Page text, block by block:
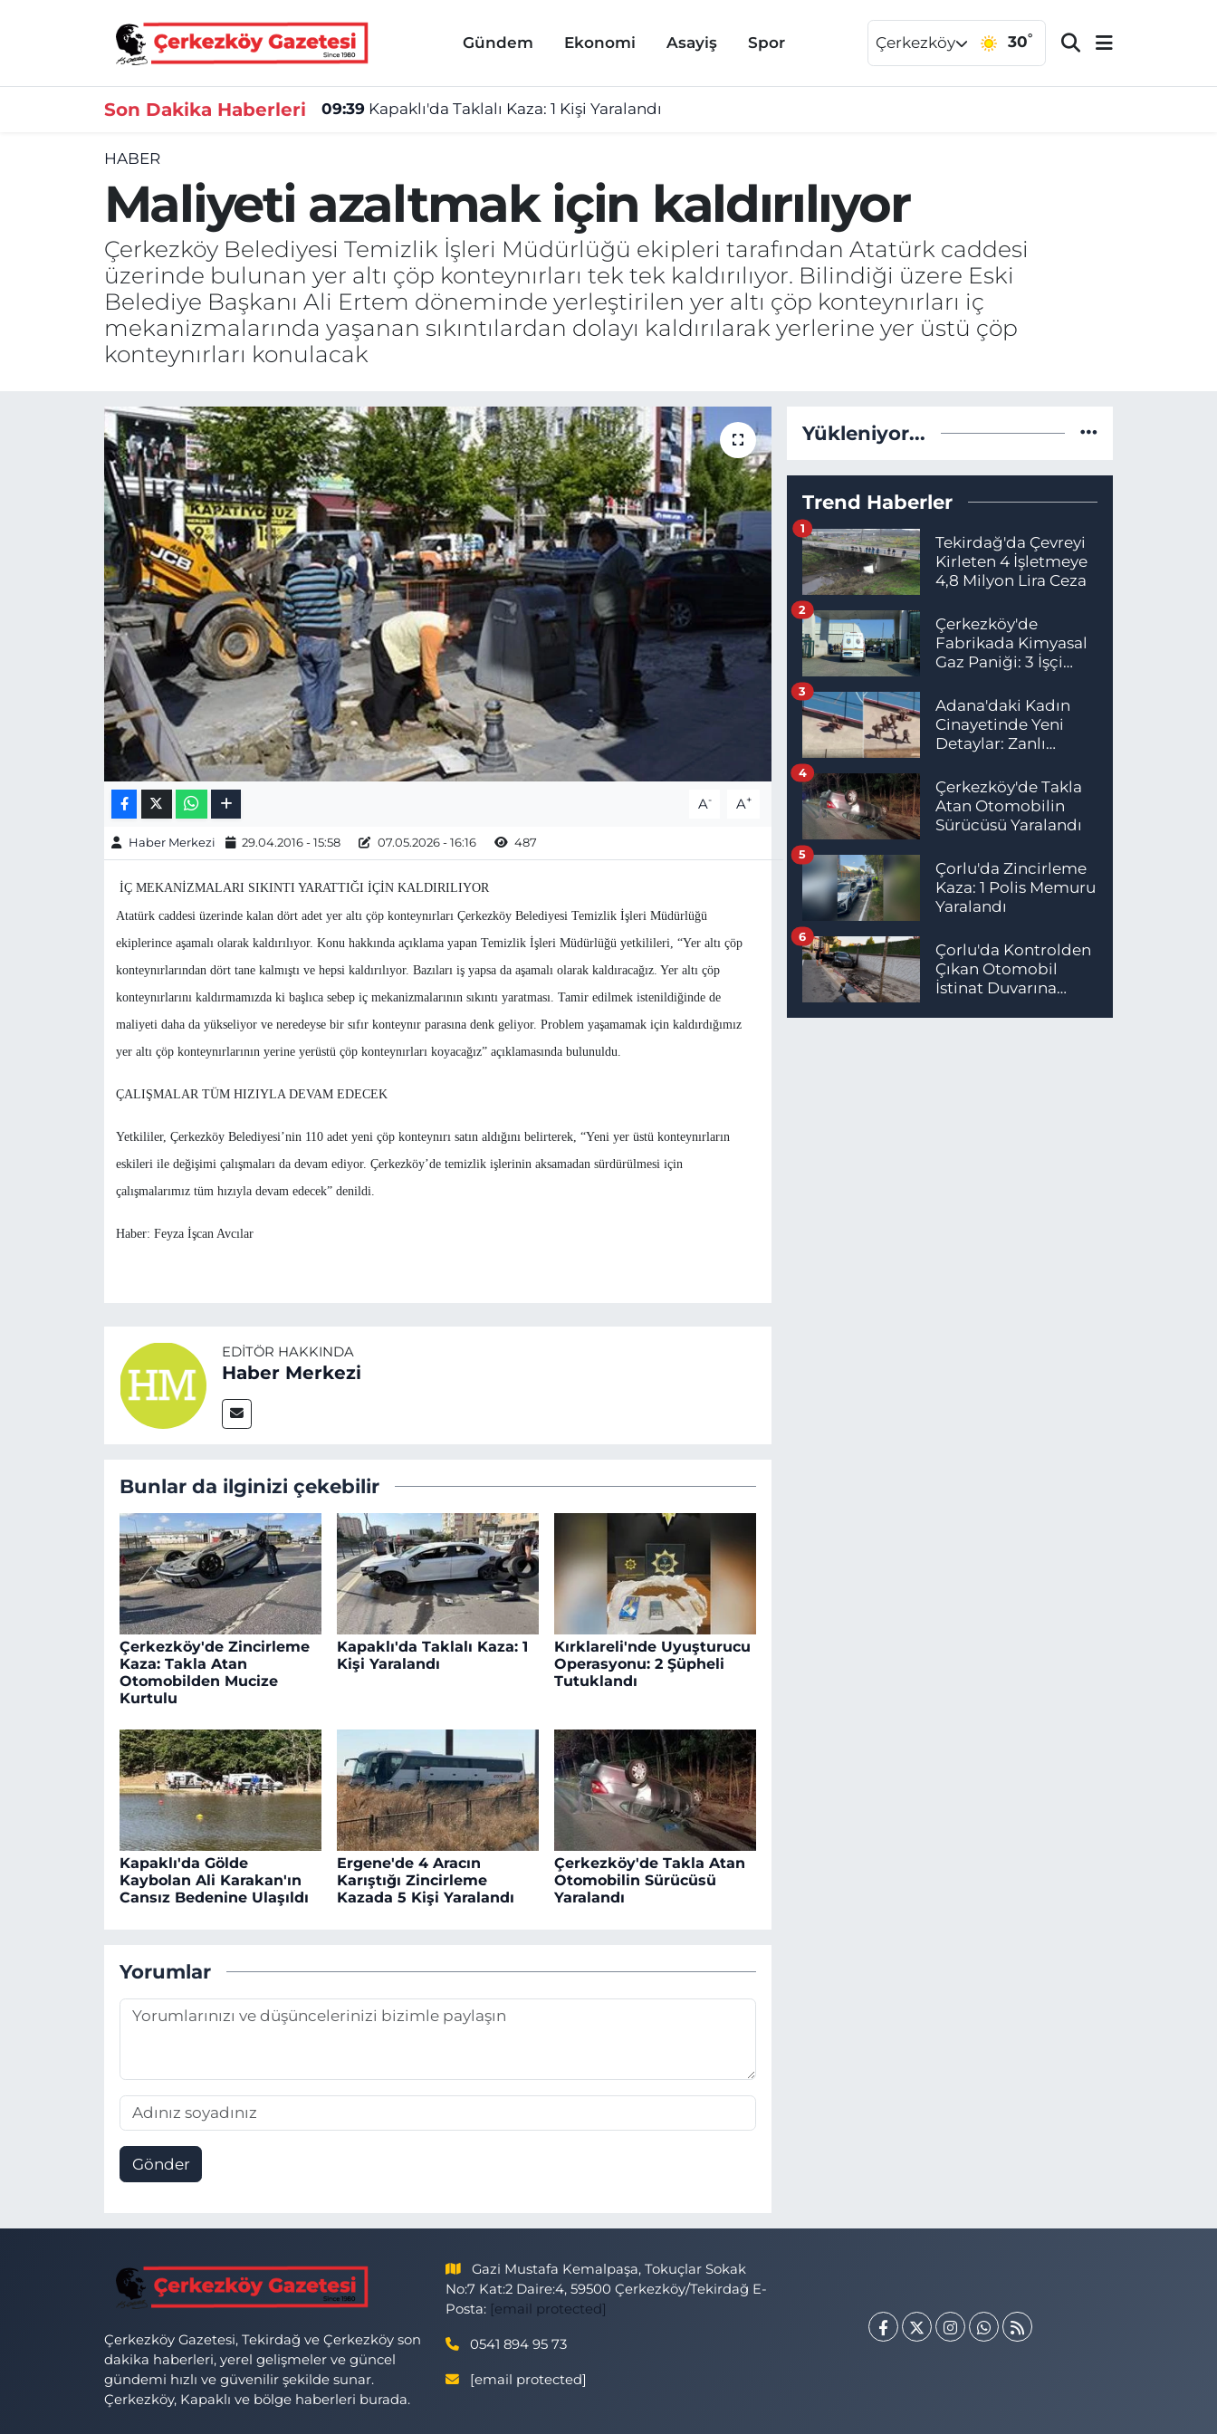
Gündem Ekonomi Asayiş Spor Çerkezköy 30°
Son Dakika Haberleri 09:39 Kapaklı'da Taklalı Kaza: 1 Kişi Yaralandı
HABER
Maliyeti azaltmak için kaldırılıyor
Çerkezköy Belediyesi Temizlik İşleri Müdürlüğü ekipleri tarafından Atatürk caddesi
üzerinde bulunan yer altı çöp konteynırları tek tek kaldırılıyor. Bilindiği üzere Eski
Belediye Başkanı Ali Ertem döneminde yerleştirilen yer altı çöp konteynırları iç
mekanizmalarında yaşanan sıkıntılardan dolayı kaldırılarak yerlerine yer üstü çöp
konteynırları konulacak
A- A+
Haber Merkezi 29.04.2016 - 15:58 07.05.2026 - 16:16 487
İÇ MEKANİZMALARI SIKINTI YARATTIĞI İÇİN KALDIRILIYOR
Atatürk caddesi üzerinde kalan dört adet yer altı çöp konteynırları Çerkezköy Belediyesi Temizlik İşleri Müdürlüğü
ekiplerince aşamalı olarak kaldırılıyor. Konu hakkında açıklama yapan Temizlik İşleri Müdürlüğü yetkilileri, “Yer altı çöp
konteynırlarından dört tane kalmıştı ve hepsi kaldırılıyor. Bazıları iş yapsa da aşamalı olarak kaldıracağız. Yer altı çöp
konteynırlarını kaldırmamızda ki başlıca sebep iç mekanizmalarının sıkıntı yaratması. Tamir edilmek istenildiğinde de
maliyeti daha da yükseliyor ve neredeyse bir sıfır konteynır parasına denk geliyor. Problem yaşamamak için kaldırdığımız
yer altı çöp konteynırlarının yerine yerüstü çöp konteynırları koyacağız” açıklamasında bulunuldu.
ÇALIŞMALAR TÜM HIZIYLA DEVAM EDECEK
Yetkililer, Çerkezköy Belediyesi’nin 110 adet yeni çöp konteynırı satın aldığını belirterek, “Yeni yer üstü konteynırların
eskileri ile değişimi çalışmaları da devam ediyor. Çerkezköy’de temizlik işlerinin aksamadan sürdürülmesi için
çalışmalarımız tüm hızıyla devam edecek” denildi.
Haber: Feyza İşcan Avcılar
EDITÖR HAKKINDA
Haber Merkezi
Bunlar da ilginizi çekebilir
Çerkezköy'de Zincirleme
Kaza: Takla Atan
Otomobilden Mucize
Kurtulu
Kapaklı'da Taklalı Kaza: 1
Kişi Yaralandı
Kırklareli'nde Uyuşturucu
Operasyonu: 2 Şüpheli
Tutuklandı
Kapaklı'da Gölde
Kaybolan Ali Karakan'ın
Cansız Bedenine Ulaşıldı
Ergene'de 4 Aracın
Karıştığı Zincirleme
Kazada 5 Kişi Yaralandı
Çerkezköy'de Takla Atan
Otomobilin Sürücüsü
Yaralandı
Yorumlar
Gönder
Yükleniyor...
Trend Haberler
Tekirdağ'da Çevreyi
Kirleten 4 İşletmeye
4,8 Milyon Lira Ceza
1
Çerkezköy'de
Fabrikada Kimyasal
Gaz Paniği: 3 İşçi
2
Adana'daki Kadın
Cinayetinde Yeni
Detaylar: Zanlı
Yakalandı
3
Çerkezköy'de Takla
Atan Otomobilin
Sürücüsü Yaralandı
4
Çorlu'da Zincirleme
Kaza: 1 Polis Memuru
Yaralandı
5
Çorlu'da Kontrolden
Çıkan Otomobil
İstinat Duvarına
6
Çerkezköy Gazetesi, Tekirdağ ve Çerkezköy son
dakika haberleri, yerel gelişmeler ve güncel
gündemi hızlı ve güvenilir şekilde sunar.
Çerkezköy, Kapaklı ve bölge haberleri burada.
Gazi Mustafa Kemalpaşa, Tokuçlar Sokak
No:7 Kat:2 Daire:4, 59500 Çerkezköy/Tekirdağ E-
Posta: [email protected]
0541 894 95 73
[email protected]
Ekonomi
Gündem
Kültür&Sanat
Manşet
SAĞLIK
Gizlilik Sözleşmesi
İletişim
Künye
Topluluk Kuralları
Yayın İlkeleri
Tekirdağ Nöbetçi Eczaneler
Tekirdağ Hava Durumu
Tekirdağ Namaz Vakitleri
Tekirdağ Trafik Yoğunluk Haritası
Süper Lig Puan Durumu ve Fikstür
Tüm Manşetler
Son Dakika Haberleri